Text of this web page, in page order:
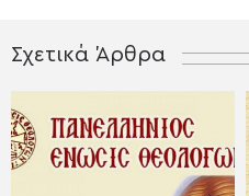
Σχετικά Άρθρα